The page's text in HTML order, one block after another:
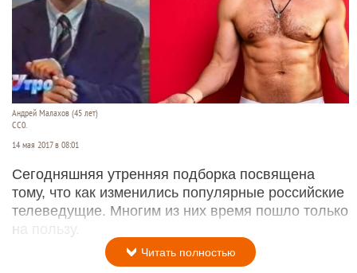
Андрей Малахов (45 лет)
СС0.
14 мая 2017 в 08:01
Сегодняшняя утренняя подборка посвящена
тому, что как изменились популярные российские
телеведущие. Многим из них время пошло только
на пользу.
Читать полностью